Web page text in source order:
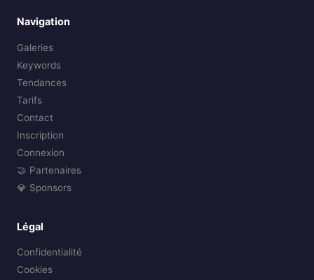
Navigation
Galeries
Keywords
Tendances
Tarifs
Contact
Inscription
Connexion
🤝 Partenaires
💎 Sponsors
Légal
Confidentialité
Cookies